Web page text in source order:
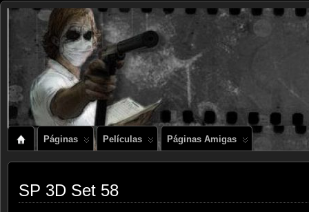
Páginas Películas Páginas Amigas
SP 3D Set 58